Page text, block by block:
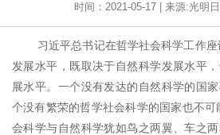
时间：2021-05-17 | 来源:光明
习近平总书记在哲学社会科学工作
发展水平，既取决于自然科学发展水平
展水平。一个没有发达的自然科学的国
个没有繁荣的哲学社会科学的国家也不可
会科学与自然科学犹如鸟之两翼、车之